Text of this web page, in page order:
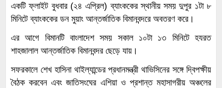
একটি ফ্লাইট বুধবার (২৪ এপ্রিল) ব্যাংককের স্থানীয় সময় দুপুর ১টা ৮
মিনিটে ব্যাংককের ডন মুয়াং আন্তর্জাতিক বিমানবন্দরে অবতরণ করে।
এর আগে বিমানটি বাংলাদেশ সময় সকাল ১০টা ১৩ মিনিটে হযরত
শাহজালাল আন্তর্জাতিক বিমানবন্দর ছেড়ে যায়।
সফরকালে শেখ হাসিনা থাইল্যান্ডের প্রধানমন্ত্রী থাভিসিনের সঙ্গে দ্বিপক্ষীয়
বৈঠক করবেন এবং জাতিসংঘের এশিয়া ও প্রশান্ত মহাসাগরীয় অঞ্চলের